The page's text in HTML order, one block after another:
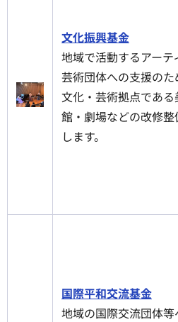
文化振興基金
地域で活動するアーテ
芸術団体への支援の
文化・芸術拠点であ
館・劇場などの改修
します。
国際平和交流基金
地域の国際交流団体等